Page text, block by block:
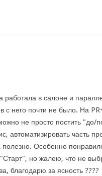
работала в салоне и
с него почти не было. На
не просто постить "до/
автоматизировать часть
Особенно
но жалею, что не
благодарю за ясность ????